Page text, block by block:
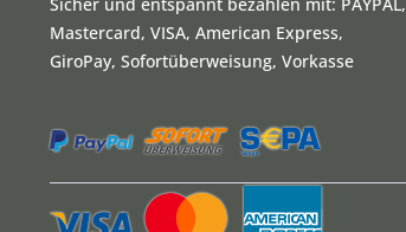
Mastercard, VISA, American Express,
GiroPay, Sofortüberweisung, Vorkasse